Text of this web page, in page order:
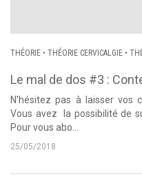
THÉORIE • THÉORIE CERVICALGIE •
Le mal de dos #3 :
N'hésitez pas à laisser vos
Vous avez la possibilité de
Pour vous abo...
25/05/2018